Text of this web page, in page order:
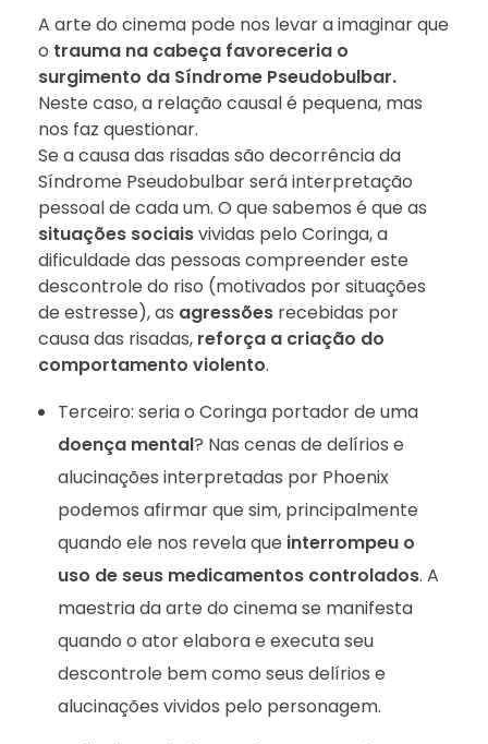
A arte do cinema pode nos levar a imaginar que
o trauma na cabeça favoreceria o
surgimento da Síndrome Pseudobulbar.
Neste caso, a relação causal é pequena, mas
nos faz questionar.
Se a causa das risadas são decorrência da
Síndrome Pseudobulbar será interpretação
pessoal de cada um. O que sabemos é que as
situações sociaisvividas pelo Coringa, a
dificuldade das pessoas compreender este
descontrole do riso (motivados por situações
de estresse), as agressões recebidas por
causa das risadas, reforça a criação do
comportamento violento.
Terceiro: seria o Coringa portador de uma
doença mental? Nas cenas de delírios e
alucinações interpretadas por Phoenix
podemos afirmar que sim, principalmente
quando ele nos revela que interrompeu o
uso de seus medicamentos controlados. A
maestria da arte do cinema se manifesta
quando o ator elabora e executa seu
descontrole bem como seus delírios e
alucinações vividos pelo personagem.